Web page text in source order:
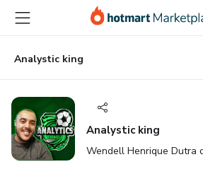
para
conteúdo
principal
para
pagamento
para
rodapé
Analystic king
Analystic king
Wendell Henrique Dutra